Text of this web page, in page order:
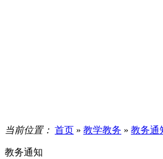
当前位置： 首页 » 教学教务 » 教务通
教务通知